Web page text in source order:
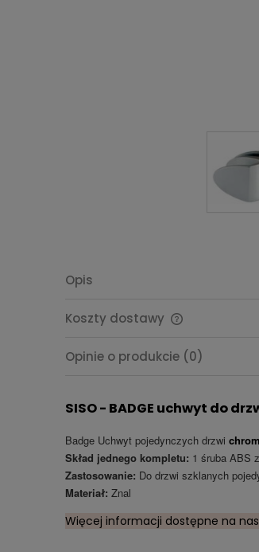
Opis
Koszty dostawy
Cena nie
Opinie o produkcie (0)
SISO - BADGE uchwyt do
Badge Uchwyt pojedynczych drzwi
Skład jednego kompletu: 1 śruba ABS
Zastosowanie: Do drzwi szklanych
Materiał: Znal
Więcej informacji dostępne na